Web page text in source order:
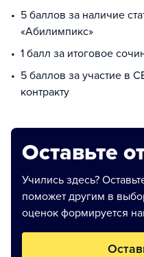
5 баллов за наличие
«Абилимпикс»
1 балл за итоговое
5 баллов за участие в
контракту
Оставьте
Учились здесь?
поможет другим в
оценок формируется